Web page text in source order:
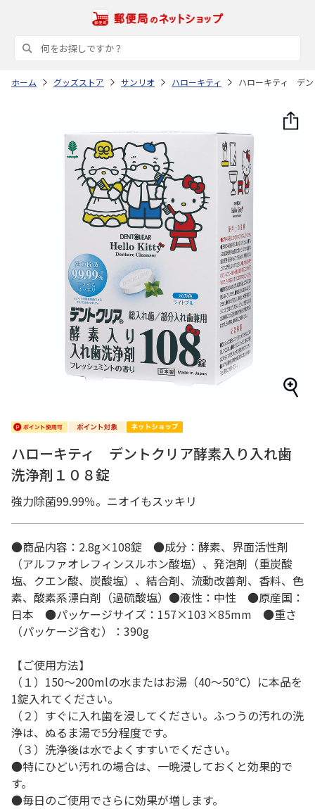
ホーム グッズストア サンリオ ハローキティ ハローキティ デン
ハローキティ デントクリア酵素入り入れ歯
洗浄剤１０８錠
強力除菌99.99％。ニオイもスッキリ
●商品内容：2.8g×108錠 ●成分：酵素、界面活性剤
（アルファオレフィンスルホン酸塩）、発泡剤（重炭酸
塩、クエン酸、炭酸塩）、結合剤、流動改善剤、香料、色
素、酸素系漂白剤（過硫酸塩）●液性：中性 ●原産国：
日本 ●パッケージサイズ：157×103×85mm ●重さ
（パッケージ含む）：390g
【ご使用方法】
（１）150～200mlの水またはお湯（40～50℃）に本品を
1錠入れてください。
（２）すぐに入れ歯を浸してください。ふつうの汚れの洗
浄は、ぬるま湯で5分程度です。
（３）洗浄後は水でよくすすいでください。
●特にひどい汚れの場合は、一晩浸しておくと効果的で
す。
●毎日のご使用でさらに効果が増します。